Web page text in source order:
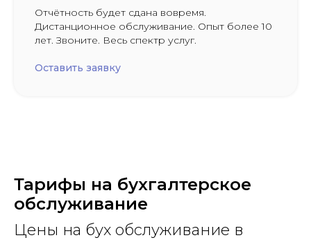
Отчётность будет сдана вовремя.
Дистанционное обслуживание. Опыт более 10
лет. Звоните. Весь спектр услуг.
Оставить заявку
Тарифы на бухгалтерское
обслуживание
Цены на бух обслуживание в